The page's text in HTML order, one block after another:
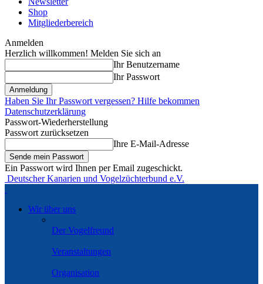
Shop
Mitgliederbereich
Anmelden
Herzlich willkommen! Melden Sie sich an
Ihr Benutzername
Ihr Passwort
Haben Sie Ihr Passwort vergessen? Hilfe bekommen
Datenschutzerklärung
Passwort-Wiederherstellung
Passwort zurücksetzen
Ihre E-Mail-Adresse
Ein Passwort wird Ihnen per Email zugeschickt.
Deutscher Kanarien und Vogelzüchterbund e.V.
Wir über uns
Der Vogelfreund
Veranstaltungen
Organisation